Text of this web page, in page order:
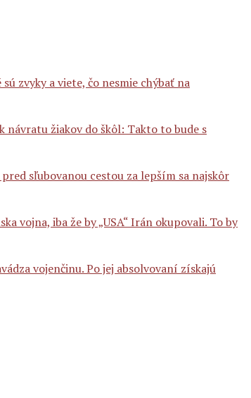
zvyky a viete, čo nesmie chýbať na
návratu žiakov do škôl: Takto to bude s
sľubovanou cestou za lepším sa najskôr
vojna, iba že by „USA“ Irán okupovali. To by
vojenčinu. Po jej absolvovaní získajú